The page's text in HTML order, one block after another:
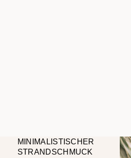
MINIMALISTISCHER
STRANDSCHMUCK